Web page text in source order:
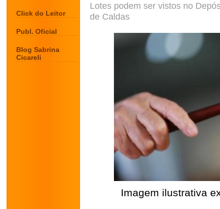
Click do Leitor
Publ. Oficial
Blog Sabrina
Cicareli
Lotes podem ser vistos no
de Caldas
Imagem ilustrativa